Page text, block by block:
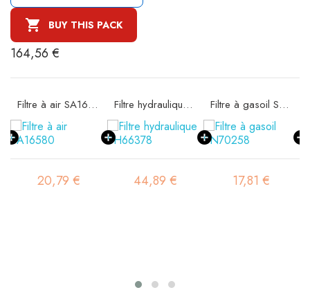
 BUY THIS PACK
164,56 €
Filtre à air SA16580
20,79 €
Filtre hydraulique SH66378
44,89 €
Filtre à gasoil SN70258
17,81 €